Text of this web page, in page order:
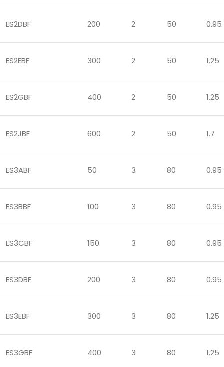
ES2DBF 200 2 50 0.95
ES2EBF 300 2 50 1.25
ES2GBF 400 2 50 1.25
ES2JBF 600 2 50 1.7
ES3ABF 50 3 80 0.95
ES3BBF 100 3 80 0.95
ES3CBF 150 3 80 0.95
ES3DBF 200 3 80 0.95
ES3EBF 300 3 80 1.25
ES3GBF 400 3 80 1.25